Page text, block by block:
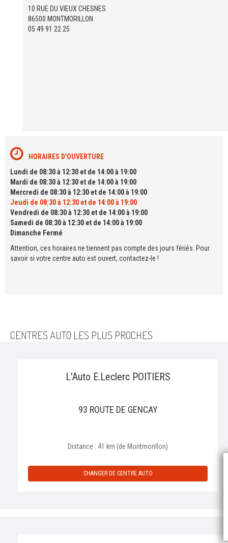
10 RUE DU VIEUX CHESNES
86500 MONTMORILLON
05 49 91 22 25
HORAIRES D'OUVERTURE
Lundi de 08:30 à 12:30 et de 14:00 à 19:00
Mardi de 08:30 à 12:30 et de 14:00 à 19:00
Mercredi de 08:30 à 12:30 et de 14:00 à 19:00
Jeudi de 08:30 à 12:30 et de 14:00 à 19:00
Vendredi de 08:30 à 12:30 et de 14:00 à 19:00
Samedi de 08:30 à 12:30 et de 14:00 à 19:00
Dimanche Fermé
Attention, ces horaires ne tiennent pas compte des jours fériés. Pour
savoir si votre centre auto est ouvert, contactez-le !
CENTRES AUTO LES PLUS PROCHES
L'Auto E.Leclerc POITIERS
93 ROUTE DE GENCAY
Distance : 41 km (de Montmorillon)
CHANGER DE CENTRE AUTO